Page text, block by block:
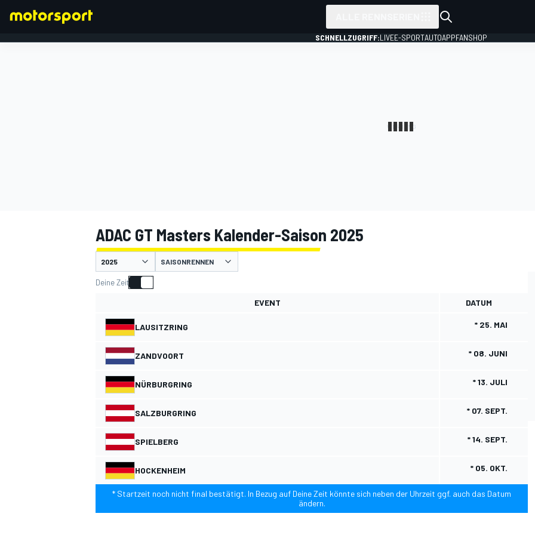
MOTOGP
SCHNELLZUGRIFF:LIVEE-SPORTAUTOAPPFANSHOP
ADAC GT Masters Kalender-Saison 2025
SAISONRENNEN
Deine Zeit
EVENT DATUM
LAUSITZRING * 25. MAI
ZANDVOORT * 08. JUNI
NÜRBURGRING * 13. JULI
SALZBURGRING * 07. SEPT.
SPIELBERG * 14. SEPT.
HOCKENHEIM * 05. OKT.
* Startzeit noch nicht final bestätigt. In Bezug auf Deine Zeit könnte sich neben der Uhrzeit ggf. auch das Datum
ändern.